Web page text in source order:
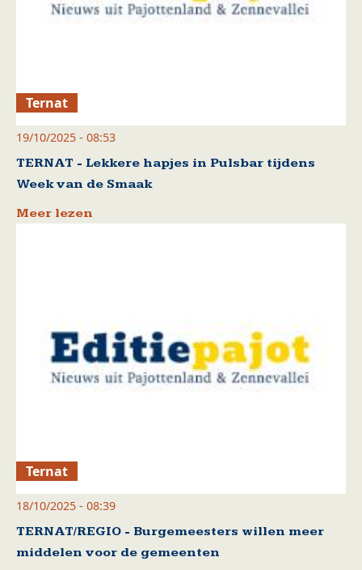
Ternat
19/10/2025 - 08:53
TERNAT - Lekkere hapjes in Pulsbar tijdens
Week van de Smaak
Meer lezen
Ternat
18/10/2025 - 08:39
TERNAT/REGIO - Burgemeesters willen meer
middelen voor de gemeenten